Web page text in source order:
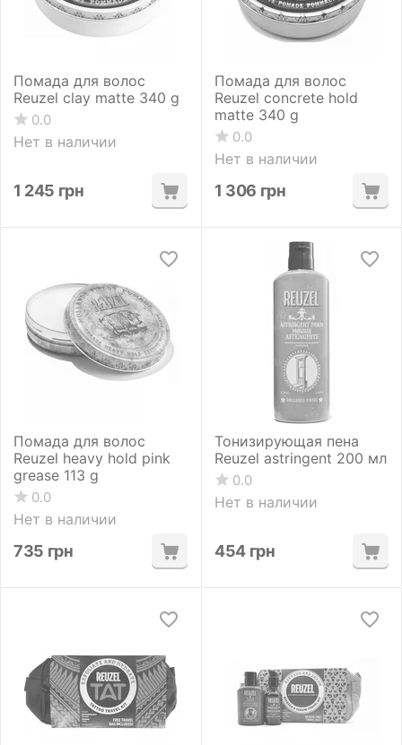
Помада для волос
Reuzel clay matte 340 g
0.0
Нет в наличии
1 245 грн
Помада для волос
Reuzel concrete hold
matte 340 g
0.0
Нет в наличии
1 306 грн
Помада для волос
Reuzel heavy hold pink
grease 113 g
0.0
Нет в наличии
735 грн
Тонизирующая пена
Reuzel astringent 200 мл
0.0
Нет в наличии
454 грн